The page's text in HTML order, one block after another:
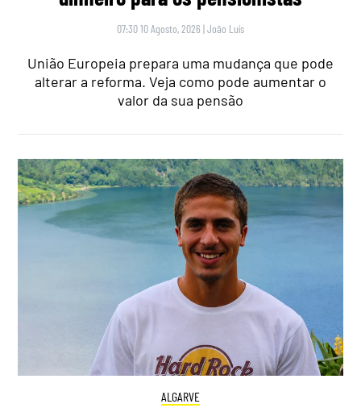
07:30 10 Agosto, 2026 |João Luís
União Europeia prepara uma mudança que pode
alterar a reforma. Veja como pode aumentar o
valor da sua pensão
ALGARVE